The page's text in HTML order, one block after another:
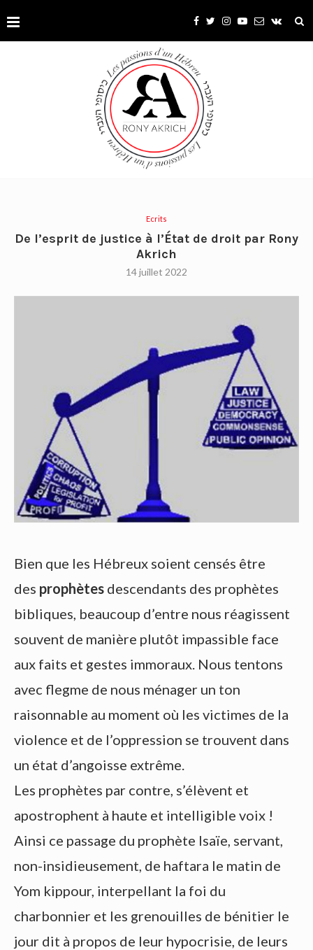
Ecrits
De l’esprit de justice à l’État de droit par Rony
Akrich
14 juillet 2022
Bien que les Hébreux soient censés être
des prophètes descendants des prophètes
bibliques, beaucoup d’entre nous réagissent
souvent de manière plutôt impassible face
aux faits et gestes immoraux. Nous tentons
avec flegme de nous ménager un ton
raisonnable au moment où les victimes de la
violence et de l’oppression se trouvent dans
un état d’angoisse extrême.
Les prophètes par contre, s’élèvent et
apostrophent à haute et intelligible voix !
Ainsi ce passage du prophète Isaïe, servant,
non-insidieusement, de haftara le matin de
Yom kippour, interpellant la foi du
charbonnier et les grenouilles de bénitier le
jour dit à propos de leur hypocrisie, de leurs